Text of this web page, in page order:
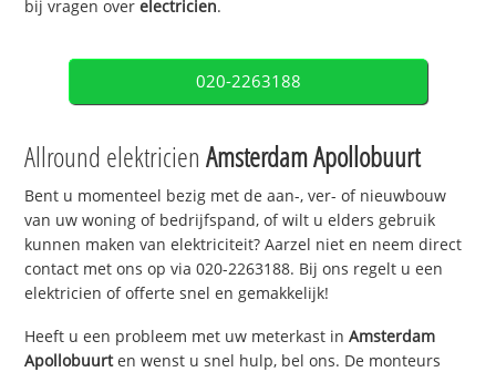
bij vragen overelectricien.
020-2263188
Allround elektricienAmsterdam Apollobuurt
Bent u momenteel bezig met de aan-, ver- of nieuwbouw
van uw woning of bedrijfspand, of wilt u elders gebruik
kunnen maken van elektriciteit? Aarzel niet en neem direct
contact met ons op via 020-2263188. Bij ons regelt u een
elektricien of offerte snel en gemakkelijk!
Heeft u een probleem met uw meterkast inAmsterdam
Apollobuurten wenst u snel hulp, bel ons. De monteurs